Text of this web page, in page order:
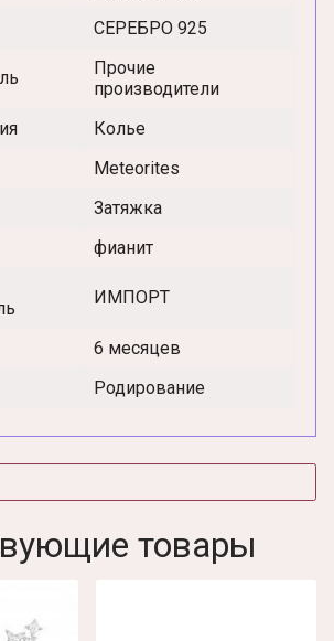
СЕРЕБРО 925
Прочие
производители
Колье
Meteorites
Затяжка
фианит
ИМПОРТ
6 месяцев
Родирование
товары